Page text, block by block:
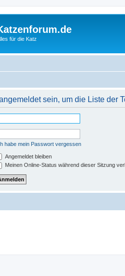
für die Katz
sein, um die Liste der
habe mein Passwort vergessen
Angemeldet bleiben
Meinen Online-Status während dieser Sitzung